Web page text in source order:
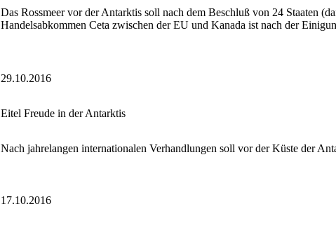
Das Rossmeer vor der Antarktis soll nach dem Beschluß von 24 Staaten
Handelsabkommen Ceta zwischen der EU und Kanada ist nach der
29.10.2016
Eitel Freude in der Antarktis
Nach jahrelangen internationalen Verhandlungen soll vor der Küste der
17.10.2016